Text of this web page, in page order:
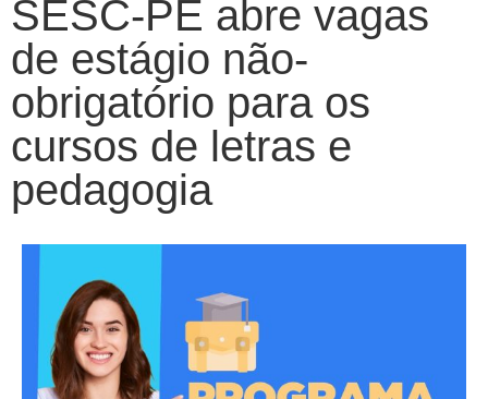
SESC-PE abre vagas
de estágio não-
obrigatório para os
cursos de letras e
pedagogia